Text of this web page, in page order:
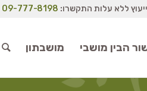
ללא עלות התקשרו: 09-777-8198‏
הבין מושבי מושבתון